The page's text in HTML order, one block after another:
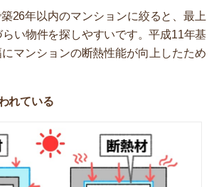
26年以内のマンションに絞ると、最上
い物件を探しやすいです。平成11年基
マンションの断熱性能が向上したため
れている